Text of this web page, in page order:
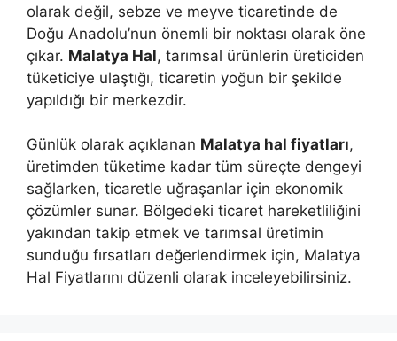
olarak değil, sebze ve meyve ticaretinde de
Doğu Anadolu’nun önemli bir noktası olarak öne
çıkar. Malatya Hal, tarımsal ürünlerin üreticiden
tüketiciye ulaştığı, ticaretin yoğun bir şekilde
yapıldığı bir merkezdir.
Günlük olarak açıklanan Malatya hal fiyatları,
üretimden tüketime kadar tüm süreçte dengeyi
sağlarken, ticaretle uğraşanlar için ekonomik
çözümler sunar. Bölgedeki ticaret hareketliliğini
yakından takip etmek ve tarımsal üretimin
sunduğu fırsatları değerlendirmek için, Malatya
Hal Fiyatlarını düzenli olarak inceleyebilirsiniz.